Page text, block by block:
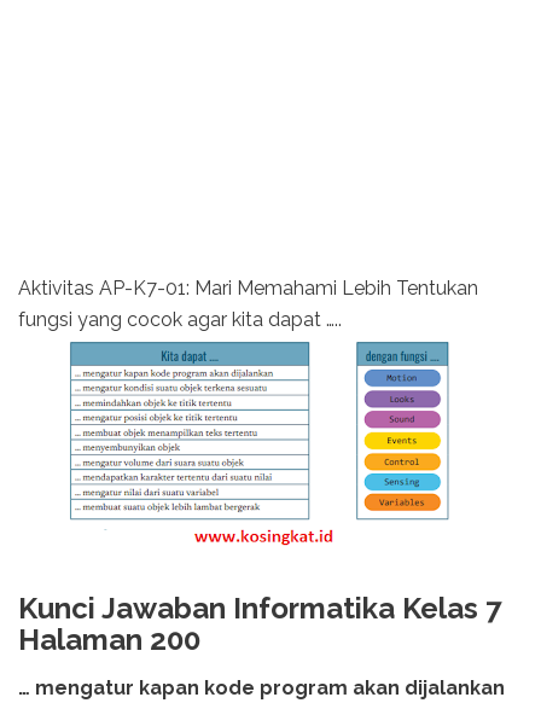
Aktivitas AP-K7-01: Mari Memahami Lebih Tentukan
fungsi yang cocok agar kita dapat …..
Kunci Jawaban Informatika Kelas 7
Halaman 200
… mengatur kapan kode program akan dijalankan